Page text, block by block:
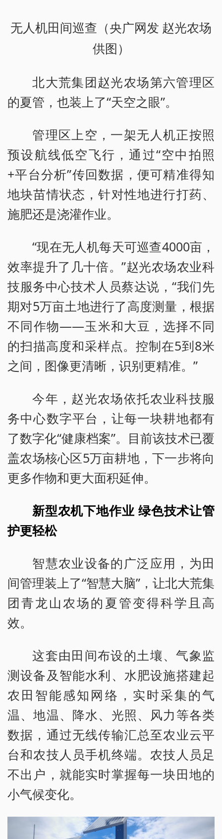
无人机田间巡查（央广网发 赵光农场
供图）
北大荒集团赵光农场第六管理区
的夏管，也装上了“天空之眼”。
管理区上空，一架无人机正按照
预设航线低空飞行，通过“空中拍照
+平台分析”传回数据，便可精准得知
地块苗情状态，针对性地进行打药、
施肥还是浇灌作业。
“现在无人机每天可巡查4000亩，
效率提升了几十倍。”赵光农场农业科
技服务中心技术人员蔡达说，“我们先
期对5万亩土地进行了高度测量，根据
不同作物——玉米和大豆，选择不同
的扫描高度和采样点。控制在5到8米
之间，图像更清晰，识别更精准。”
今年，赵光农场依托农业科技服
务中心数字平台，让每一块耕地都有
了数字化“健康档案”。目前该技术已覆
盖农场核心区5万亩耕地，下一步将向
更多作物和更大面积延伸。
新型农机下地作业 绿色技术让管
护更轻松
智慧农业设备的广泛应用，为田
间管理装上了“智慧大脑”，让北大荒集
团青龙山农场的夏管变得科学且高
效。
这套由田间布设的土壤、气象监
测设备及智能水利、水肥设施搭建起
农田智能感知网络，实时采集的气
温、地温、降水、光照、风力等各类
数据，通过无线传输汇总至农业云平
台和农技人员手机终端。农技人员足
不出户，就能实时掌握每一块田地的
小气候变化。